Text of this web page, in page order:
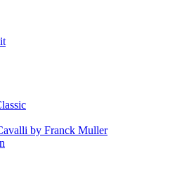
by Franck Muller